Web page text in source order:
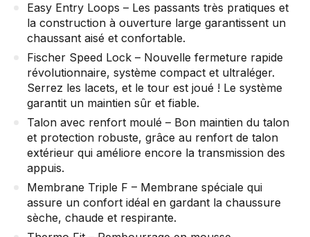
Easy Entry Loops – Les passants très pratiques et
la construction à ouverture large garantissent un
chaussant aisé et confortable.
Fischer Speed Lock – Nouvelle fermeture rapide
révolutionnaire, système compact et ultraléger.
Serrez les lacets, et le tour est joué ! Le système
garantit un maintien sûr et fiable.
Talon avec renfort moulé – Bon maintien du talon
et protection robuste, grâce au renfort de talon
extérieur qui améliore encore la transmission des
appuis.
Membrane Triple F – Membrane spéciale qui
assure un confort idéal en gardant la chaussure
sèche, chaude et respirante.